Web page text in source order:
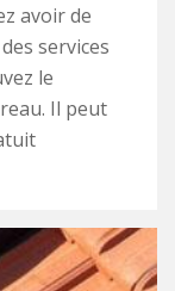
avoir de
services
le
Il peut